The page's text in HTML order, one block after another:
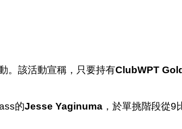
。該活動宣稱，只要持有ClubWPT
的Jesse Yaginuma ，於單挑階段從